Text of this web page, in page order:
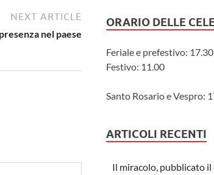
NEXT ARTICLE
nel paese
ORARIO DELLE
Feriale e prefestivo: 17.30
Festivo: 11.00
Santo Rosario e Vespro:
ARTICOLI RECENTI
Il miracolo, pubblicato